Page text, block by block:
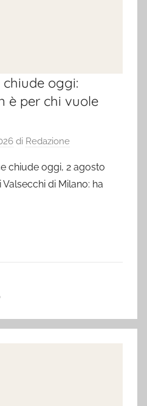
oggi:
è per chi vuole
di Redazione
chiude oggi, 2 agosto
di Milano: ha